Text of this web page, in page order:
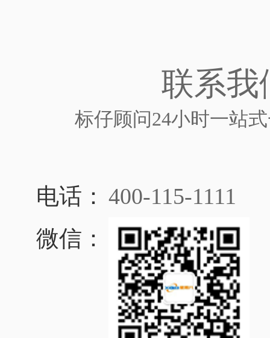
联系我
标仔顾问24小时一站
电话： 400-115-1111
微信：